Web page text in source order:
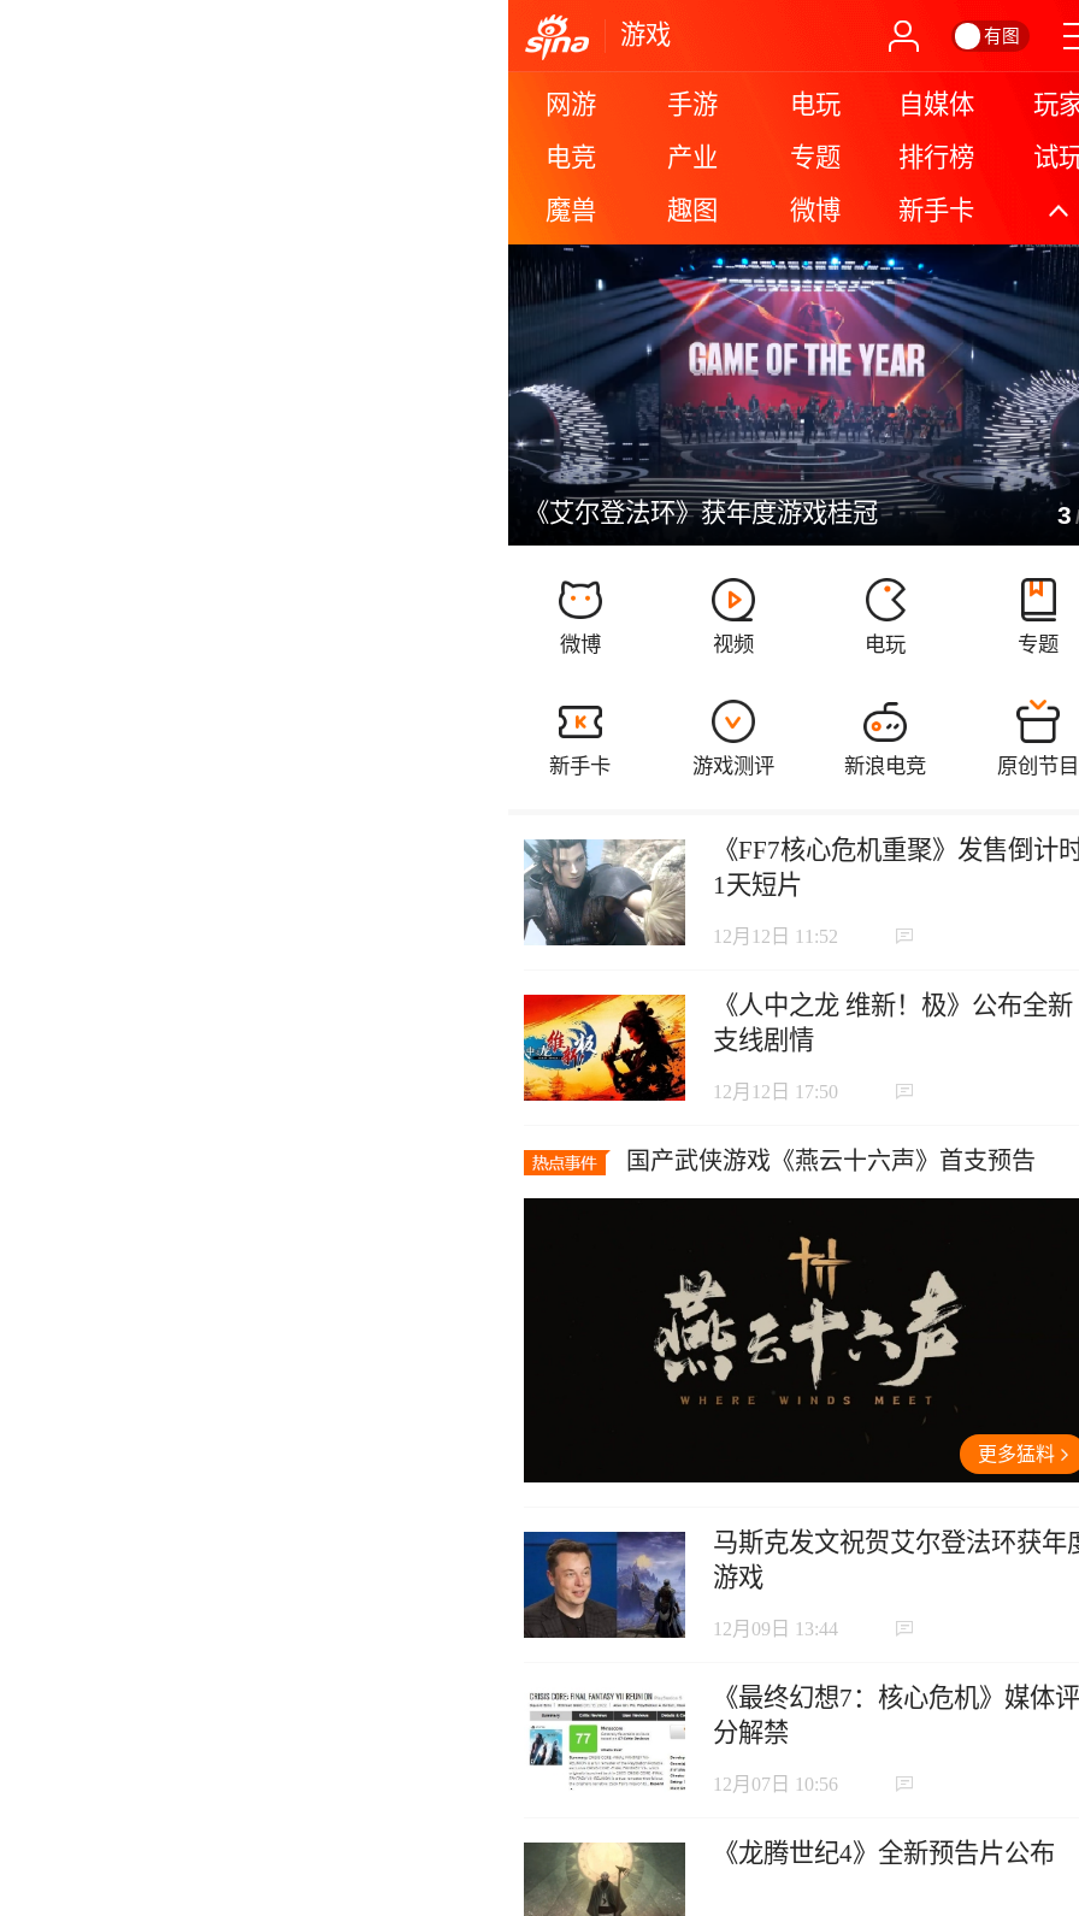
游戏 有图
网游 手游 电玩 自媒体
玩
电竞
产业 专题 排行榜
试
魔兽
趣图 微博 新手卡 更
《巫师3》次世代版绝美风景欣
3
《FF7核心危机重聚》发售倒计
1天短片
12月12日 11:52
《人中之龙 维新！极》公布全新
支线剧情
12月12日 17:50
国产武侠游戏《燕云十六声》首支预告
更多猛料
马斯克发文祝贺艾尔登法环获年
游戏
12月09日 13:44
《最终幻想7：核心危机》媒体评
分解禁
12月07日 10:56
《龙腾世纪4》全新预告片公布